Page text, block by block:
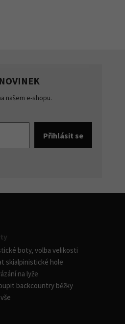
našem e-shopu.
boty, volba velikosti
skialpinistické hole
na lyže
backcountry běžky